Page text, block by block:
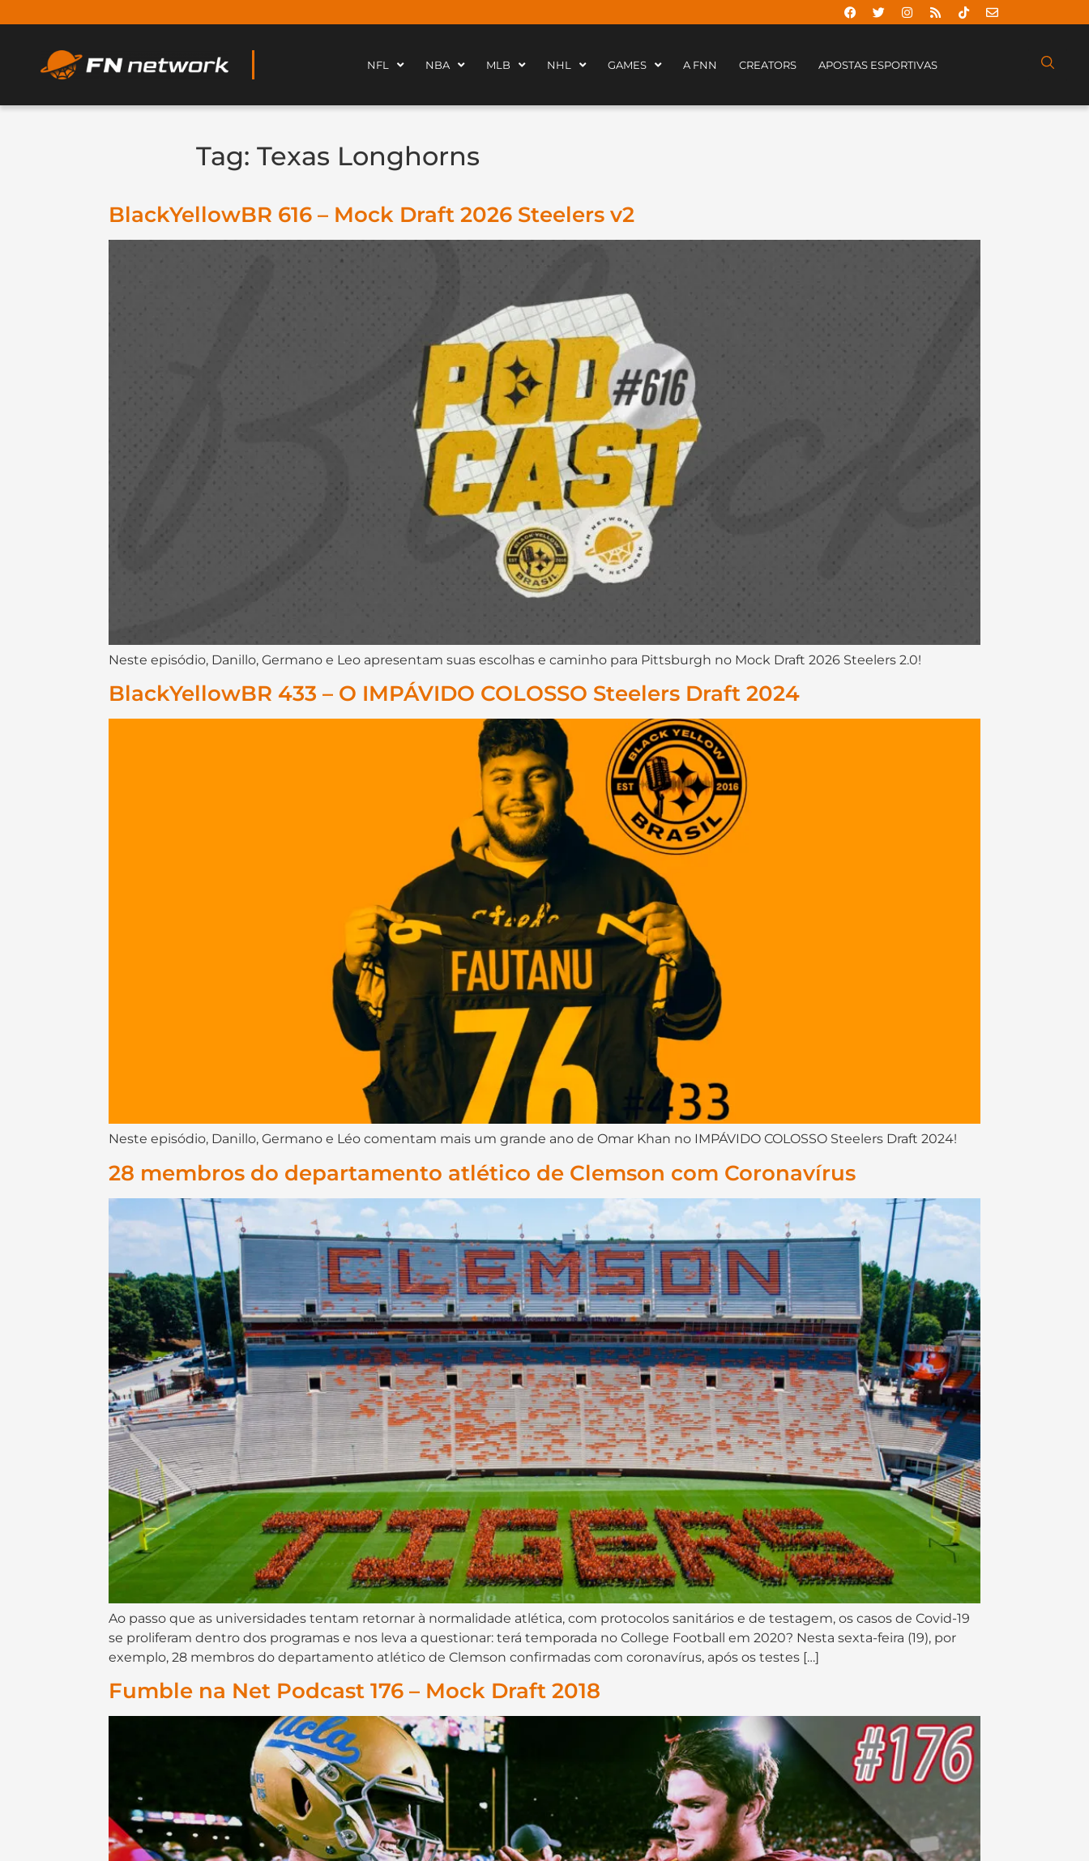
NFL NBA MLB NHL GAMES A FNN CREATORS APOSTAS ESPORTIVAS
Tag: Texas Longhorns
BlackYellowBR 616 – Mock Draft 2026 Steelers v2
Neste episódio, Danillo, Germano e Leo apresentam suas escolhas e caminho para Pittsburgh no Mock Draft 2026 Steelers 2.0!
BlackYellowBR 433 – O IMPÁVIDO COLOSSO Steelers Draft 2024
Neste episódio, Danillo, Germano e Léo comentam mais um grande ano de Omar Khan no IMPÁVIDO COLOSSO Steelers Draft 2024!
28 membros do departamento atlético de Clemson com Coronavírus
Ao passo que as universidades tentam retornar à normalidade atlética, com protocolos sanitários e de testagem, os casos de Covid-19
se proliferam dentro dos programas e nos leva a questionar: terá temporada no College Football em 2020? Nesta sexta-feira (19), por
exemplo, 28 membros do departamento atlético de Clemson confirmadas com coronavírus, após os testes […]
Fumble na Net Podcast 176 – Mock Draft 2018